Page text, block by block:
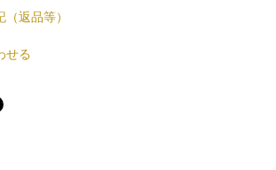
返品等）
せる